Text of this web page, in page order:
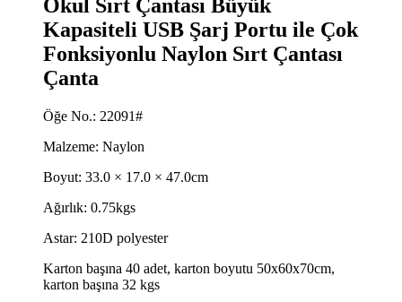
Okul Sırt Çantası Büyük
Kapasiteli USB Şarj Portu ile Çok
Fonksiyonlu Naylon Sırt Çantası
Çanta
Öğe No.: 22091#
Malzeme: Naylon
Boyut: 33.0 × 17.0 × 47.0cm
Ağırlık: 0.75kgs
Astar: 210D polyester
Karton başına 40 adet, karton boyutu 50x60x70cm,
karton başına 32 kgs